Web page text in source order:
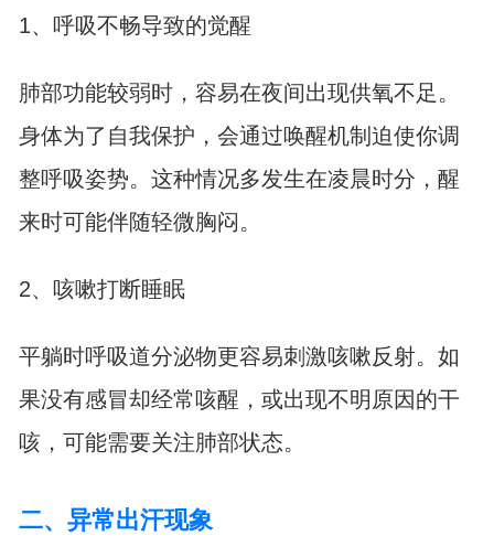
1、呼吸不畅导致的觉醒
肺部功能较弱时，容易在夜间出现供氧不足。
身体为了自我保护，会通过唤醒机制迫使你调
整呼吸姿势。这种情况多发生在凌晨时分，醒
来时可能伴随轻微胸闷。
2、咳嗽打断睡眠
平躺时呼吸道分泌物更容易刺激咳嗽反射。如
果没有感冒却经常咳醒，或出现不明原因的干
咳，可能需要关注肺部状态。
二、异常出汗现象